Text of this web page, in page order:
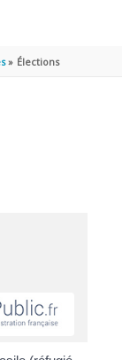
Élections